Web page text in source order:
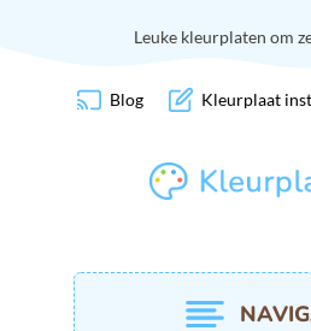
Leuke kleurplaten om
Blog Kleurplaat